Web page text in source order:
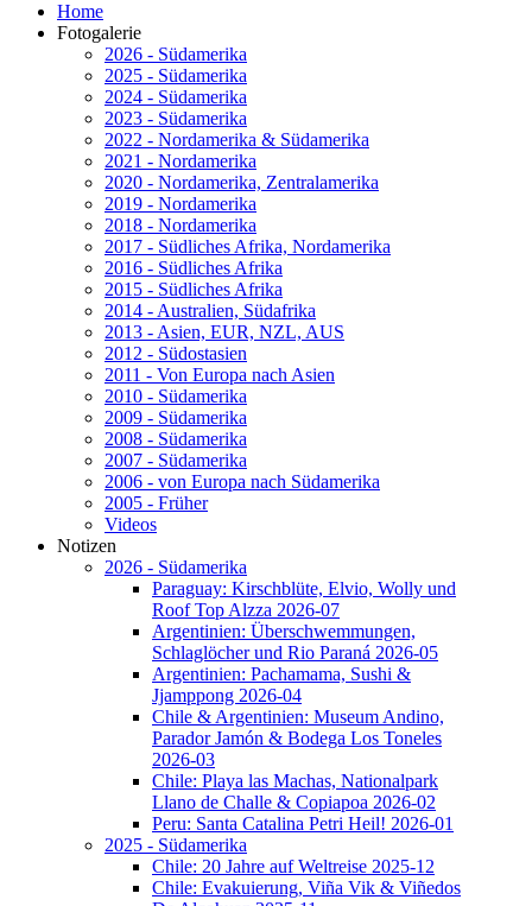
Home
Fotogalerie
2026 - Südamerika
2025 - Südamerika
2024 - Südamerika
2023 - Südamerika
2022 - Nordamerika & Südamerika
2021 - Nordamerika
2020 - Nordamerika, Zentralamerika
2019 - Nordamerika
2018 - Nordamerika
2017 - Südliches Afrika, Nordamerika
2016 - Südliches Afrika
2015 - Südliches Afrika
2014 - Australien, Südafrika
2013 - Asien, EUR, NZL, AUS
2012 - Südostasien
2011 - Von Europa nach Asien
2010 - Südamerika
2009 - Südamerika
2008 - Südamerika
2007 - Südamerika
2006 - von Europa nach Südamerika
2005 - Früher
Videos
Notizen
2026 - Südamerika
Paraguay: Kirschblüte, Elvio, Wolly und
Roof Top Alzza 2026-07
Argentinien: Überschwemmungen,
Schlaglöcher und Rio Paraná 2026-05
Argentinien: Pachamama, Sushi &
Jjamppong 2026-04
Chile & Argentinien: Museum Andino,
Parador Jamón & Bodega Los Toneles
2026-03
Chile: Playa las Machas, Nationalpark
Llano de Challe & Copiapoa 2026-02
Peru: Santa Catalina Petri Heil! 2026-01
2025 - Südamerika
Chile: 20 Jahre auf Weltreise 2025-12
Chile: Evakuierung, Viña Vik & Viñedos